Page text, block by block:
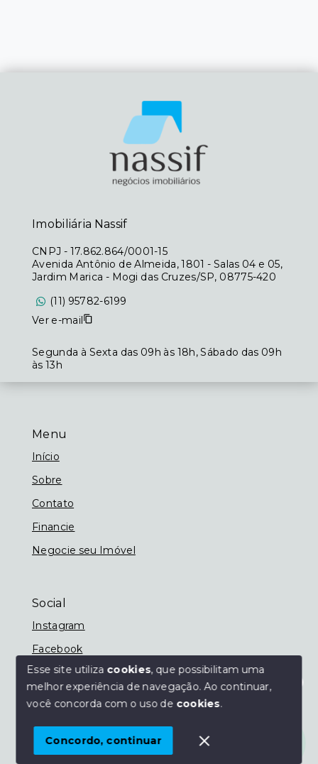
Olá! Estamos disponíveis para te ajudar.
Menu
Início
Sobre
Contato
Financie
Negocie seu Imóvel
Social
Instagram
Facebook
© Copyright 2026 - Imobiliária Nassif - Todos os
SITE PARA IMOBILIARIA
Imobiliária Nassif
CNPJ - 17.862.864/0001-15
Avenida Antônio de Almeida, 1801 - Salas 04 e 05,
Jardim Marica - Mogi das Cruzes/SP, 08775-420
(11) 95782-6199
Ver e-mail
Segunda à Sexta das 09h às 18h, Sábado das 09h
às 13h
Esse site utiliza cookies, que possibilitam uma
melhor experiência de navegação.Ao continuar,
você concorda com o uso de cookies.
Concordo, continuar